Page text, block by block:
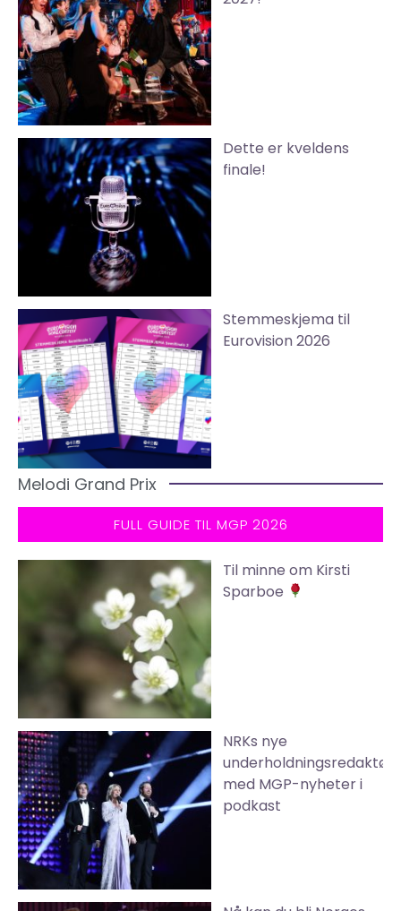
Dette er kveldens
finale!
Stemmeskjema til
Eurovision 2026
Melodi Grand Prix
FULL GUIDE TIL MGP 2026
Til minne om Kirsti
Sparboe
NRKs nye
underholdningsredaktør
med MGP-nyheter i
podkast